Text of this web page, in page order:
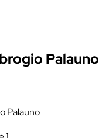
Palauno